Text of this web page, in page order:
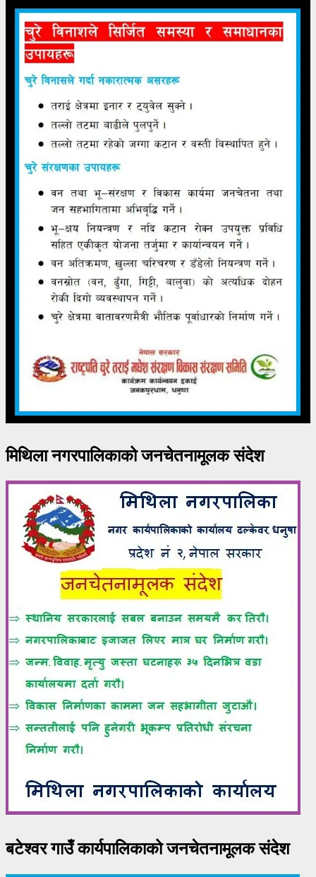
मिथिला नगरपालिकाको जनचेतनामूलक संदेश
बटेश्वर गाउँ कार्यपालिकाको जनचेतनामूलक संदेश